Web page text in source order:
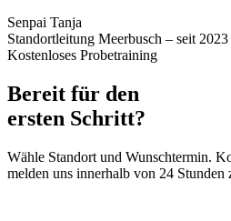
Senpai Tanja
Standortleitung Meerbusch – seit
Kostenloses Probetraining
Bereit für den
ersten Schritt?
Wähle Standort und Wunschtermin.
melden uns innerhalb von 24 Stunden